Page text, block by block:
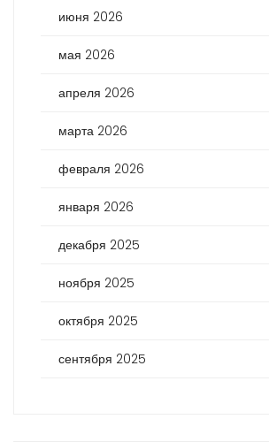
июня 2026
мая 2026
апреля 2026
марта 2026
февраля 2026
января 2026
декабря 2025
ноября 2025
октября 2025
сентября 2025